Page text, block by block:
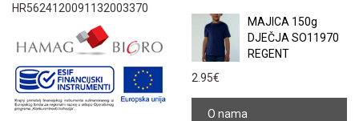
HR5624120091132003370
MAJICA 150g
DJEČJA SO11970
REGENT
2.95€
O nama